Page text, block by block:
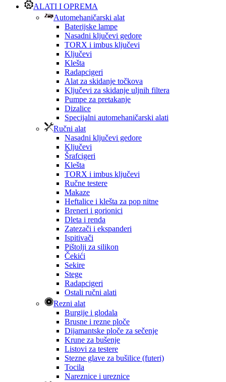
ALATI I OPREMA
Automehaničarski alat
Baterijske lampe
Nasadni ključevi gedore
TORX i imbus ključevi
Ključevi
Klešta
Radapcigeri
Alat za skidanje točkova
Ključevi za skidanje uljnih filtera
Pumpe za pretakanje
Dizalice
Specijalni automehaničarski alati
Ručni alat
Nasadni ključevi gedore
Ključevi
Šrafcigeri
Klešta
TORX i imbus ključevi
Ručne testere
Makaze
Heftalice i klešta za pop nitne
Breneri i gorionici
Dleta i renda
Zatezači i ekspanderi
Ispitivači
Pištolji za silikon
Čekići
Sekire
Stege
Radapcigeri
Ostali ručni alati
Rezni alat
Burgije i glodala
Brusne i rezne ploče
Dijamantske ploče za sečenje
Krune za bušenje
Listovi za testere
Stezne glave za bušilice (futeri)
Tocila
Nareznice i ureznice